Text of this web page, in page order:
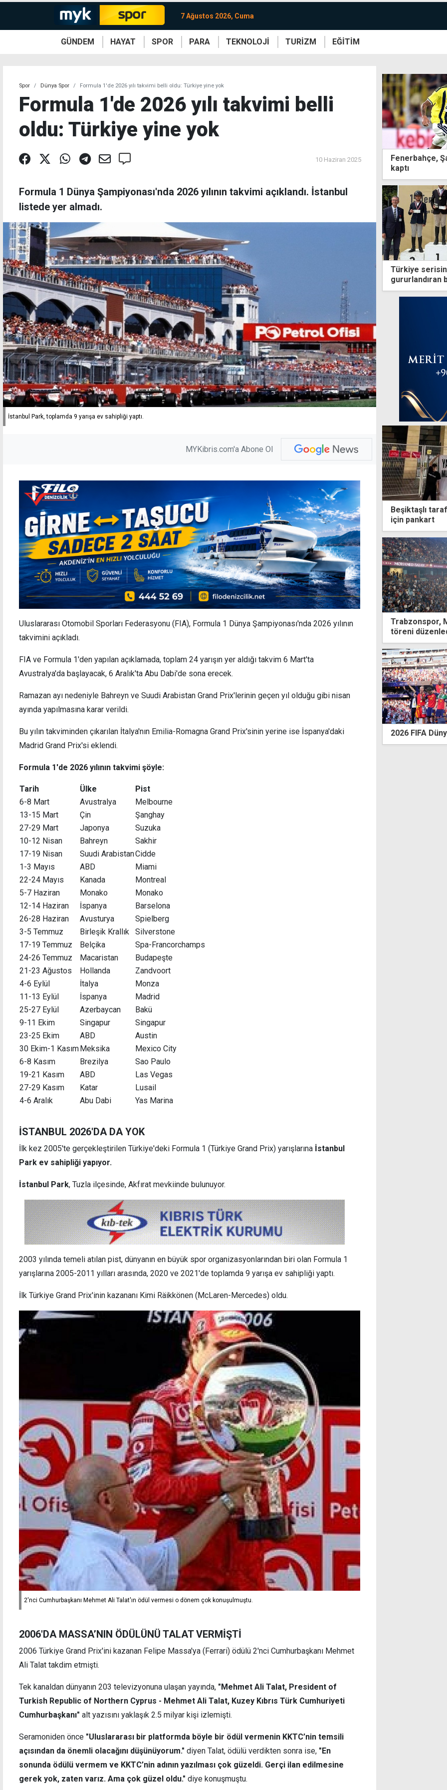
7 Ağustos 2026, Cuma
GÜNDEM HAYAT SPOR PARA TEKNOLOJİ TURİZM EĞİTİM
Spor Dünya Spor Formula 1'de 2026 yılı takvimi belli oldu: Türkiye yine yok
Formula 1'de 2026 yılı takvimi belli
oldu: Türkiye yine yok
10 Haziran 2025
Formula 1 Dünya Şampiyonası'nda 2026 yılının takvimi açıklandı. İstanbul
listede yer almadı.
İstanbul Park, toplamda 9 yarışa ev sahipliği yaptı.
MYKibris.com'a Abone Ol
Uluslararası Otomobil Sporları Federasyonu (FIA), Formula 1 Dünya Şampiyonası'nda 2026 yılının
takvimini açıkladı.
FIA ve Formula 1'den yapılan açıklamada, toplam 24 yarışın yer aldığı takvim 6 Mart'ta
Avustralya'da başlayacak, 6 Aralık'ta Abu Dabi'de sona erecek.
Ramazan ayı nedeniyle Bahreyn ve Suudi Arabistan Grand Prix'lerinin geçen yıl olduğu gibi nisan
ayında yapılmasına karar verildi.
Bu yılın takviminden çıkarılan İtalya'nın Emilia-Romagna Grand Prix'sinin yerine ise İspanya'daki
Madrid Grand Prix'si eklendi.
Formula 1'de 2026 yılının takvimi şöyle:
Tarih Ülke
Pist
6-8 Mart
Avustralya
Melbourne
13-15 Mart
Çin
Şanghay
27-29 Mart
Japonya
Suzuka
10-12 Nisan
Bahreyn
Sakhir
17-19 Nisan
Suudi ArabistanCidde
1-3 Mayıs
ABD
Miami
22-24 Mayıs
Kanada
Montreal
5-7 ​​Haziran
Monako
Monako
12-14 Haziran
İspanya
Barselona
26-28 Haziran
Avusturya
Spielberg
3-5 Temmuz
Birleşik Krallık
Silverstone
17-19 Temmuz
Belçika
Spa-Francorchamps
24-26 Temmuz
Macaristan
Budapeşte
21-23 Ağustos
Hollanda
Zandvoort
4-6 Eylül
İtalya
Monza
11-13 Eylül
İspanya
Madrid
25-27 Eylül
Azerbaycan
Bakü
9-11 Ekim
Singapur
Singapur
23-25 Ekim
ABD
Austin
30 Ekim-1 KasımMeksika
Mexico City
6-8 Kasım
Brezilya
Sao Paulo
19-21 Kasım
ABD
Las Vegas
27-29 Kasım
Katar
Lusail
4-6 Aralık
Abu Dabi Yas Marina
İSTANBUL 2026'DA DA YOK
İlk kez 2005'te gerçekleştirilen Türkiye'deki Formula 1 (Türkiye Grand Prix) yarışlarına İstanbul
Park ev sahipliği yapıyor.
İstanbul Park, Tuzla ilçesinde, Akfırat mevkiinde bulunuyor.
2003 yılında temeli atılan pist, dünyanın en büyük spor organizasyonlarından biri olan Formula 1
yarışlarına 2005-2011 yılları arasında, 2020 ve 2021'de toplamda 9 yarışa ev sahipliği yaptı.
İlk Türkiye Grand Prix'inin kazananı Kimi Räikkönen (McLaren-Mercedes) oldu.
2'nci Cumhurbaşkanı Mehmet Ali Talat'ın ödül vermesi o dönem çok konuşulmuştu.
2006'DA MASSA’NIN ÖDÜLÜNÜ TALAT VERMİŞTİ
2006 Türkiye Grand Prix'ini kazanan Felipe Massa'ya (Ferrari) ödülü 2'nci Cumhurbaşkanı Mehmet
Ali Talat takdim etmişti.
Tek kanaldan dünyanın 203 televizyonuna ulaşan yayında, "Mehmet Ali Talat, President of
Turkish Republic of Northern Cyprus - Mehmet Ali Talat, Kuzey Kıbrıs Türk Cumhuriyeti
Cumhurbaşkanı" alt yazısını yaklaşık 2.5 milyar kişi izlemişti.
Seramoniden önce "Uluslararası bir platformda böyle bir ödül vermenin KKTC’nin temsili
açısından da önemli olacağını düşünüyorum." diyen Talat, ödülü verdikten sonra ise, "En
sonunda ödülü vermem ve KKTC’nin adının yazılması çok güzeldi. Gerçi ilan edilmesine
gerek yok, zaten varız. Ama çok güzel oldu." diye konuşmuştu.
Fenerbahçe,
kaptı
Türkiye
gururlandıran
Beşiktaşlı
için pankart
Trabzonspor,
töreni
Kadıköy'de Fenerbahçe fırtınası: Sturm
Graz'a geçit yok
2026 FIFA Dünya Kupası'nda ilkler yaşandı Wimbledon'da